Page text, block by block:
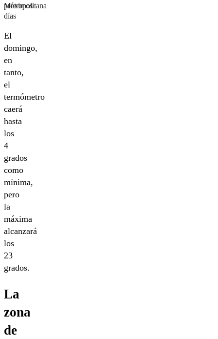
Metropolitana
próximos
días
El
domingo,
en
tanto,
el
termómetro
caerá
hasta
los
4
grados
como
mínima,
pero
la
máxima
alcanzará
los
23
grados.
La
zona
de